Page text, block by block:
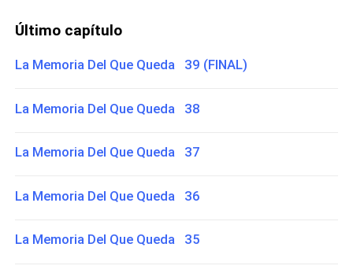
Último capítulo
La Memoria Del Que Queda 39 (FINAL)
La Memoria Del Que Queda 38
La Memoria Del Que Queda 37
La Memoria Del Que Queda 36
La Memoria Del Que Queda 35